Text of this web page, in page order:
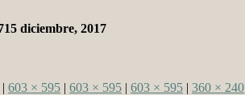
15 diciembre, 2017
| 603 × 595 | 603 × 595 | 603 × 595 | 360 × 240